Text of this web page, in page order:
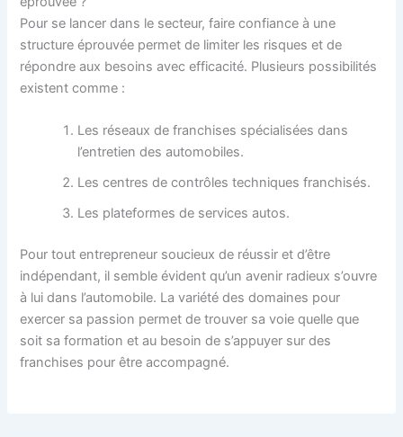
Pour se lancer dans le secteur, faire confiance à une
structure éprouvée permet de limiter les risques et de
répondre aux besoins avec efficacité. Plusieurs possibilités
existent comme :
Les réseaux de franchises spécialisées dans
l’entretien des automobiles.
Les centres de contrôles techniques franchisés.
Les plateformes de services autos.
Pour tout entrepreneur soucieux de réussir et d’être
indépendant, il semble évident qu’un avenir radieux s’ouvre
à lui dans l’automobile. La variété des domaines pour
exercer sa passion permet de trouver sa voie quelle que
soit sa formation et au besoin de s’appuyer sur des
franchises pour être accompagné.